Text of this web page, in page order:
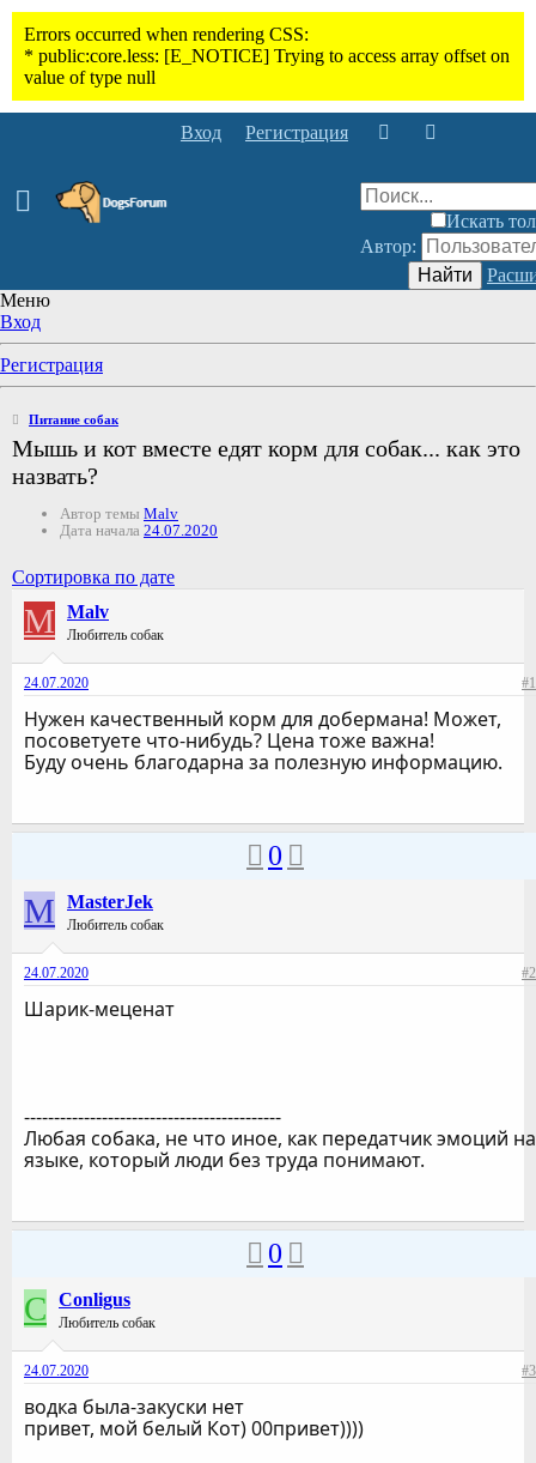
Вход Регистрация
Искать
Автор:
Найти
Меню
Вход
Регистрация
Питание собак
Мышь и кот вместе едят корм для собак... как это
назвать?
Автор темы Malv
Дата начала 24.07.2020
Сортировка по дате
M Malv
Любитель собак
24.07.2020 #1
Нужен качественный корм для добермана! Может,
посоветуете что-нибудь? Цена тоже важна!
Буду очень благодарна за полезную информацию.
0
M MasterJek
Любитель собак
24.07.2020 #2
Шарик-меценат
-------------------------------------------
Любая собака, не что иное, как передатчик эмоций на
языке, который люди без труда понимают.
0
C Conligus
Любитель собак
24.07.2020 #3
водка была-закуски нет
привет, мой белый Кот) 00привет))))